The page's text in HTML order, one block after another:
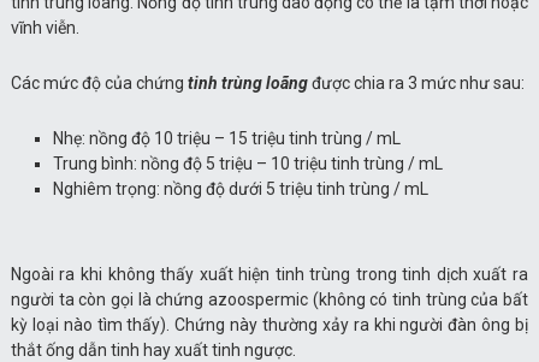
vĩnh viễn.
Các mức độ của chứng tinh trùng loãngđược chia ra 3 mức như sau:
Nhẹ: nồng độ 10 triệu – 15 triệu tinh trùng / mL
Trung bình: nồng độ 5 triệu – 10 triệu tinh trùng / mL
Nghiêm trọng: nồng độ dưới 5 triệu tinh trùng / mL
Ngoài ra khi không thấy xuất hiện tinh trùng trong tinh dịch xuất ra
người ta còn gọi là chứng azoospermic (không có tinh trùng của bất
kỳ loại nào tìm thấy). Chứng này thường xảy ra khi người đàn ông bị
thắt ống dẫn tinh hay xuất tinh ngược.